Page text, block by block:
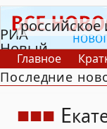
РИА
Новый
День
Главное
В России
В
Последние
Е